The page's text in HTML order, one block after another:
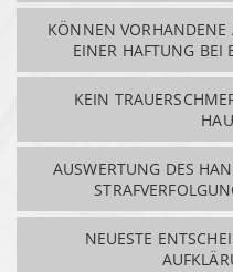
KÖNNEN VORHANDENE
EINER HAFTUNG BEI
KEIN
AUSWERTUNG DES
NEUESTE